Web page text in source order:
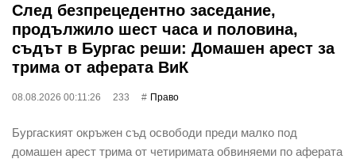
След безпрецедентно заседание,
продължило шест часа и половина,
съдът в Бургас реши: Домашен арест за
трима от аферата ВиК
08.08.2026 00:11:26 233 Право
Бургаският окръжен съд освободи преди малко под
домашен арест трима от четиримата обвиняеми по аферата